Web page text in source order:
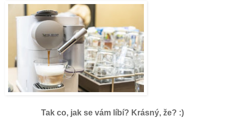
Tak co, jak se vám líbí? Krásný, že? :)